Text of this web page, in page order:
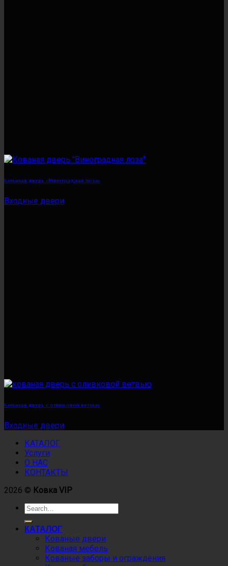
Кованая дверь «Виноградная лоза»
Входные двери
Кованая дверь с оливковой ветвью
Входные двери
КАТАЛОГ
Услуги
О НАС
КОНТАКТЫ
2026 © Ковка VIP
КАТАЛОГ
Кованые двери
Кованая мебель
Кованые заборы и ограждения